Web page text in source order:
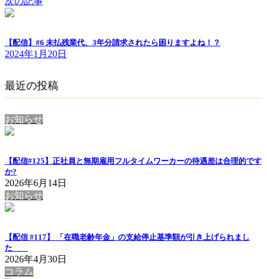
【配信】#6 未払残業代、3年分請求されたら困りますよね！？
2024年1月20日
最近の投稿
お知らせ
【配信#125】正社員と無期雇用フルタイムワーカーの待遇差は合理的です
か?
2026年6月14日
お知らせ
【配信 #117】 「在職老齢年金」の支給停止基準額が引き上げられまし
た
2026年4月30日
コラム